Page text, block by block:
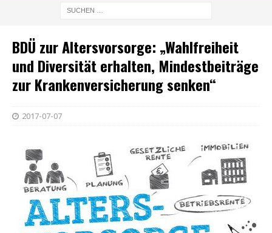
BDÜ zur Altersvorsorge: „Wahlfreiheit
und Diversität erhalten, Mindestbeiträge
zur Krankenversicherung senken“
2017-07-07